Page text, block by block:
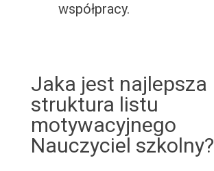
współpracy.
Jaka jest najlepsza
struktura listu
motywacyjnego
Nauczyciel szkolny?